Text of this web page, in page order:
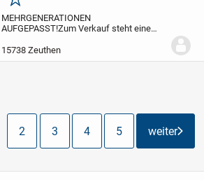
Merken
MEHRGENERATIONEN
AUFGEPASST!Zum Verkauf steht eine
welches im modernen Bauhaus-Stil
errichtet wurde. Die Immobilie befindet
15738 Zeuthen
2 3 4 5 weiter